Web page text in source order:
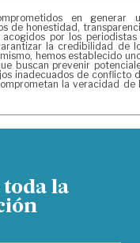
en generar
de honestidad,
por los periodistas
la credibilidad de
hemos establecido
buscan prevenir
inadecuados de conflicto
la veracidad de
la